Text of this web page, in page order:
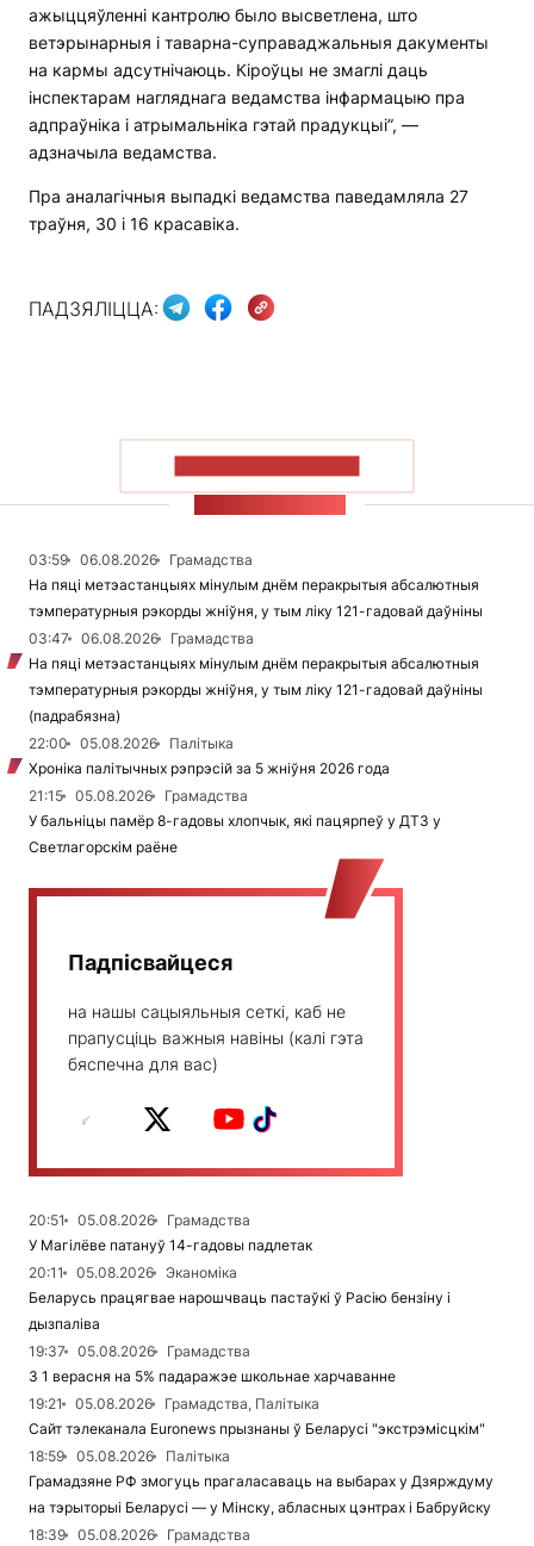
ажыццяўленні кантролю было высветлена, што
ветэрынарныя і таварна-суправаджальныя дакументы
на кармы адсутнічаюць. Кіроўцы не змаглі даць
інспектарам нагляднага ведамства інфармацыю пра
адпраўніка і атрымальніка гэтай прадукцыі”, —
адзначыла ведамства.
Пра аналагічныя выпадкі ведамства паведамляла 27
траўня, 30 і 16 красавіка.
ПАДЗЯЛІЦЦА:
03:59 06.08.2026
Грамадства
На пяці метэастанцыях мінулым днём перакрытыя абсалютныя
тэмпературныя рэкорды жніўня, у тым ліку 121-гадовай даўніны
03:47
06.08.2026
Грамадства
На пяці метэастанцыях мінулым днём перакрытыя абсалютныя
тэмпературныя рэкорды жніўня, у тым ліку 121-гадовай даўніны
(падрабязна)
22:00
05.08.2026
Палітыка
Хроніка палітычных рэпрэсій за 5 жніўня 2026 года
21:15
05.08.2026
Грамадства
У бальніцы памёр 8-гадовы хлопчык, які пацярпеў у ДТЗ у
Светлагорскім раёне
Падпісвайцеся
на нашы сацыяльныя сеткі, каб не
прапусціць важныя навіны (калі гэта
бяспечна для вас)
20:51 05.08.2026
Грамадства
У Магілёве патануў 14-гадовы падлетак
20:11
05.08.2026
Эканоміка
Беларусь працягвае нарошчваць пастаўкі ў Расію бензіну і
дызпаліва
19:37
05.08.2026
Грамадства
З 1 верасня на 5% падаражэе школьнае харчаванне
19:21
05.08.2026
Грамадства, Палітыка
Сайт тэлеканала Euronews прызнаны ў Беларусі "экстрэмісцкім"
18:59
05.08.2026
Палітыка
Грамадзяне РФ змогуць прагаласаваць на выбарах у Дзярждуму
на тэрыторыі Беларусі — у Мінску, абласных цэнтрах і Бабруйску
18:39
05.08.2026
Грамадства